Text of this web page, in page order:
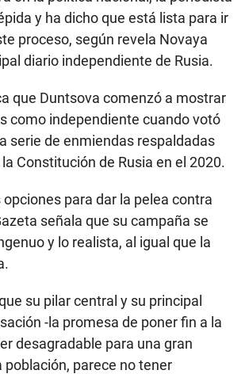
y ha dicho que está lista para ir
proceso, según revela Novaya
diario independiente de Rusia.
que Duntsova comenzó a mostrar
como independiente cuando votó
serie de enmiendas respaldadas
Constitución de Rusia en el 2020.
opciones para dar la pelea contra
señala que su campaña se
y lo realista, al igual que la
su pilar central y su principal
-la promesa de poner fin a la
desagradable para una gran
población, parece no tener